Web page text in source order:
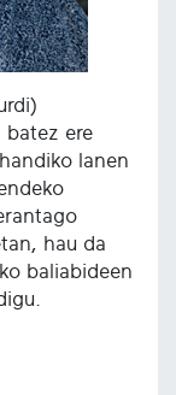
batez ere
lanen
hau da
baliabideen